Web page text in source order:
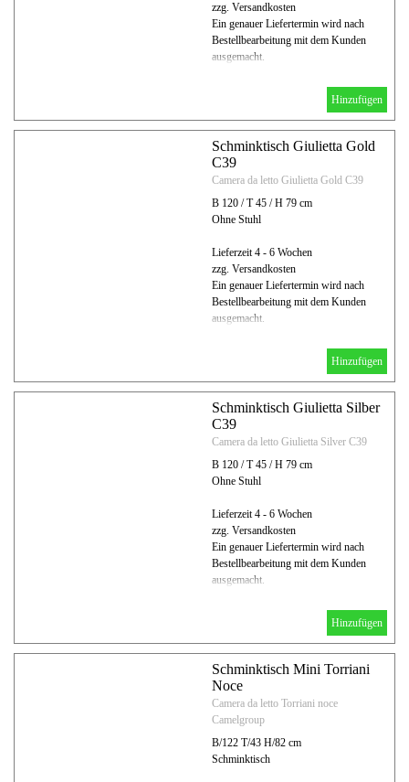
zzg. Versandkosten
Ein genauer Liefertermin wird nach
Bestellbearbeitung mit dem Kunden
ausgemacht.
Hinzufügen
Schminktisch Giulietta Gold
C39
Camera da letto Giulietta Gold C39
B 120 / T 45 / H 79 cm
Ohne Stuhl
Lieferzeit 4 - 6 Wochen
zzg. Versandkosten
Ein genauer Liefertermin wird nach
Bestellbearbeitung mit dem Kunden
ausgemacht.
Hinzufügen
Schminktisch Giulietta Silber
C39
Camera da letto Giulietta Silver C39
B 120 / T 45 / H 79 cm
Ohne Stuhl
Lieferzeit 4 - 6 Wochen
zzg. Versandkosten
Ein genauer Liefertermin wird nach
Bestellbearbeitung mit dem Kunden
ausgemacht.
Hinzufügen
Schminktisch Mini Torriani
Noce
Camera da letto Torriani noce
Camelgroup
B/122 T/43 H/82 cm
Schminktisch